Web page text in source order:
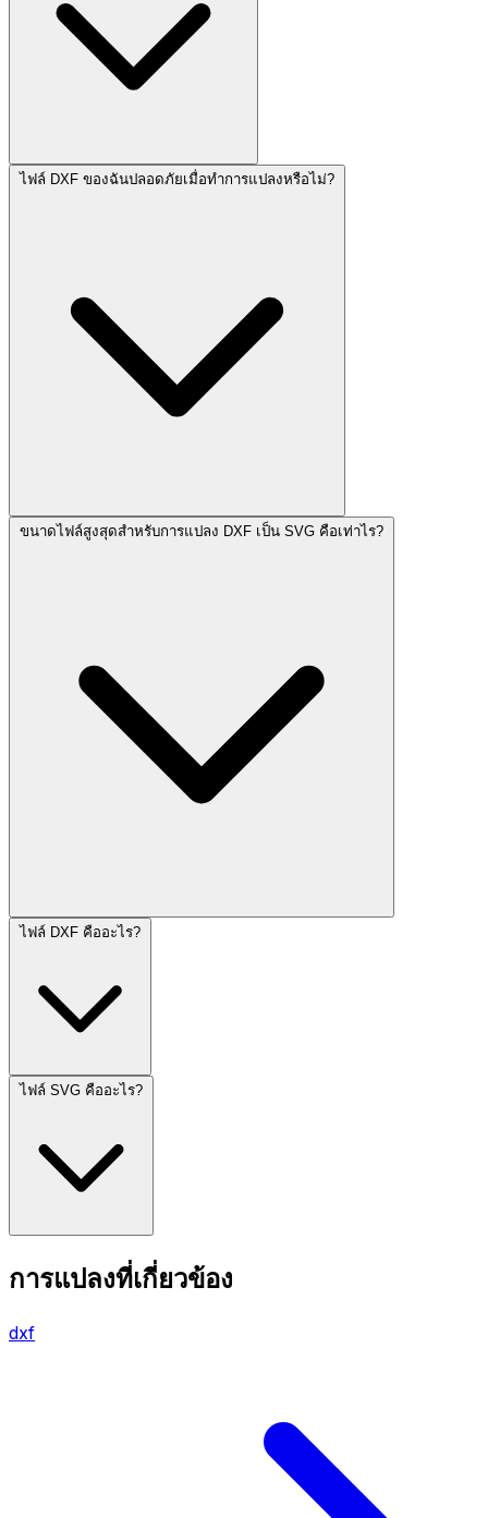
ไฟล์ DXF ของฉันปลอดภัยเมื่อทำการแปลงหรือไม่?
ขนาดไฟล์สูงสุดสำหรับการแปลง DXF เป็น SVG คือเท่าไร?
ไฟล์ DXF คืออะไร?
ไฟล์ SVG คืออะไร?
การแปลงที่เกี่ยวข้อง
dxf